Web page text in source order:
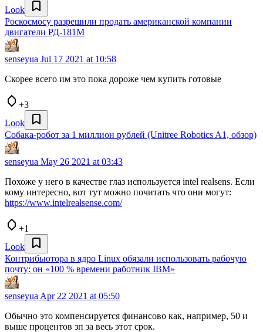
Look
Роскосмосу разрешили продать американской компании
двигатели РД-181М
senseyua Jul 17 2021 at 10:58
Скорее всего им это пока дороже чем купить готовые
+3
Look
Собака-робот за 1 миллион рублей (Unitree Robotics A1, обзор)
senseyua May 26 2021 at 03:43
Похоже у него в качестве глаз используется intel realsens. Если
кому интересно, вот тут можно почитать что они могут:
https://www.intelrealsense.com/
+1
Look
Контрибьютора в ядро Linux обязали использовать рабочую
почту: он «100 % времени работник IBM»
senseyua Apr 22 2021 at 05:50
Обычно это компенсируется финансово как, например, 50 и
выше процентов зп за весь этот срок.